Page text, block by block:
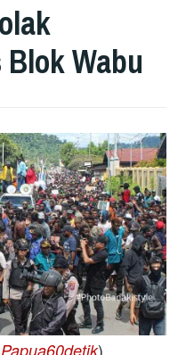
Wabu
Papua60detik)